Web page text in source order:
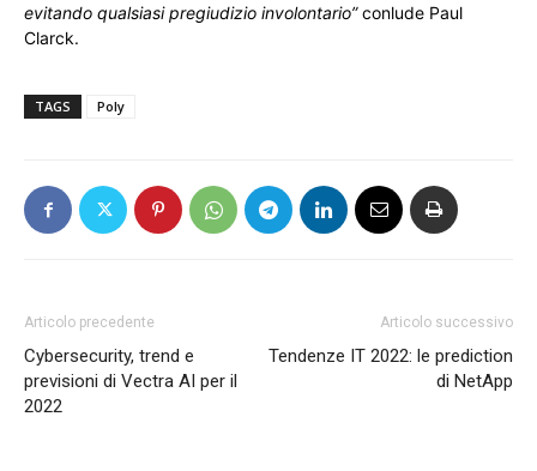
evitando qualsiasi pregiudizio involontario”conlude Paul
Clarck.
TAGS Poly
Articolo precedente
Cybersecurity, trend e
previsioni di Vectra AI per il
2022
Articolo successivo
Tendenze IT 2022: le prediction
di NetApp